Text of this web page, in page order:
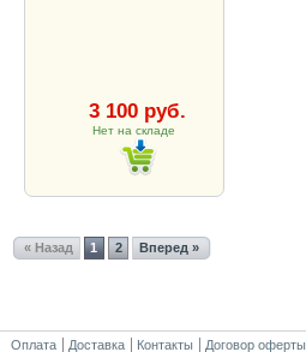
3 100 руб.
Нет на складе
« Назад 1 2 Вперед »
Оплата Доставка Контакты Договор оферты